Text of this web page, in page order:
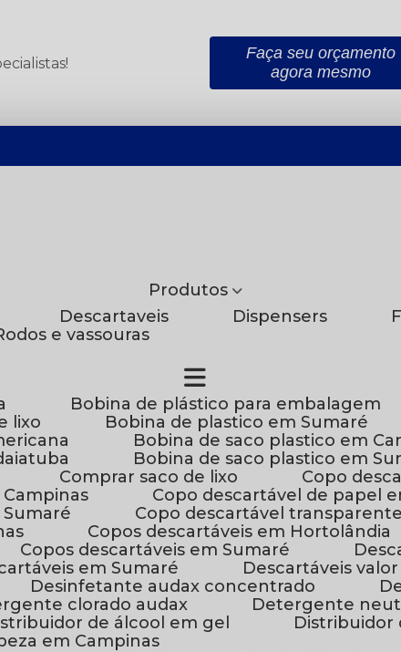
Faça seu orçamento
agora mesmo
Produtos
Descartaveis Dispensers
Rodos e vassouras
Bobina de plástico para embalagem
lixo
Bobina de plastico em Sumaré
Bobina de saco plastico em
Bobina de saco plastico em
Comprar saco de lixo
Copo
Campinas
Copo descartável de papel
Sumaré
Copo descartável transparente
Copos descartáveis em Hortolândia
Copos descartáveis em Sumaré
em Sumaré Descartáveis valor
Desinfetante audax concentrado
clorado audax
Detergente
de álcool em gel
em Campinas